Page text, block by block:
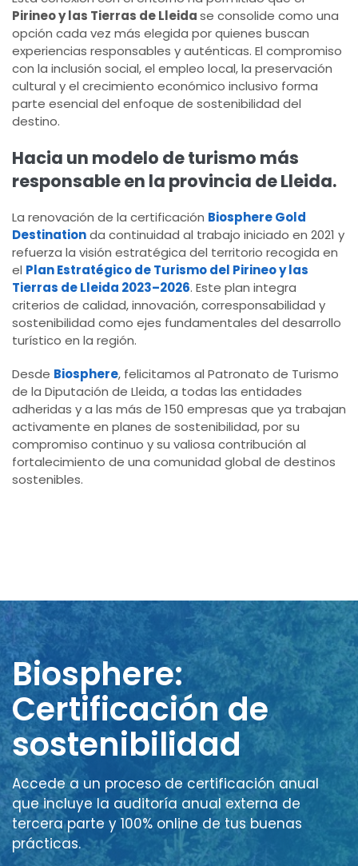
Pirineo y las Tierras de Lleidase consolide como una
opción cada vez más elegida por quienes buscan
experiencias responsables y auténticas. El compromiso
con la inclusión social, el empleo local, la preservación
cultural y el crecimiento económico inclusivo forma
parte esencial del enfoque de sostenibilidad del
destino.
Hacia un modelo de turismo más
responsable en la provincia de Lleida.
La renovación de la certificación Biosphere Gold
Destinationda continuidad al trabajo iniciado en 2021 y
refuerza la visión estratégica del territorio recogida en
el Plan Estratégico de Turismo del Pirineo y las
Tierras de Lleida 2023–2026. Este plan integra
criterios de calidad, innovación, corresponsabilidad y
sostenibilidad como ejes fundamentales del desarrollo
turístico en la región.
Desde Biosphere, felicitamos al Patronato de Turismo
de la Diputación de Lleida, a todas las entidades
adheridas y a las más de 150 empresas que ya trabajan
activamente en planes de sostenibilidad, por su
compromiso continuo y su valiosa contribución al
fortalecimiento de una comunidad global de destinos
sostenibles.
Biosphere:
Certificación de
sostenibilidad
Accede a un proceso de certificación anual
que incluye la auditoría anual externa de
tercera parte y 100% online de tus buenas
prácticas.